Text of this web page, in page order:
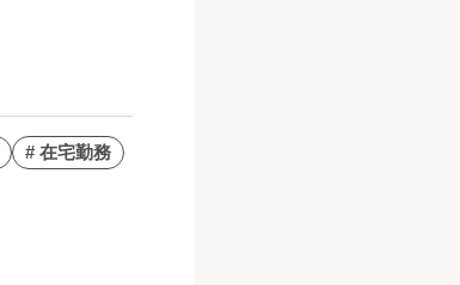
# 在宅勤務